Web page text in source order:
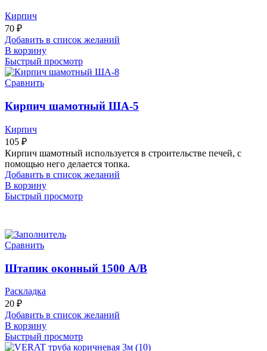
Кирпич
70 ₽
Добавить в список желаний
В корзину
Быстрый просмотр
Сравнить
Кирпич шамотный ША-5
Кирпич
105 ₽
Кирпич шамотный используется в строительстве печей, с
помощью него делается топка.
Добавить в список желаний
В корзину
Быстрый просмотр
Сравнить
Штапик оконный 1500 А/В
Раскладка
20 ₽
Добавить в список желаний
В корзину
Быстрый просмотр